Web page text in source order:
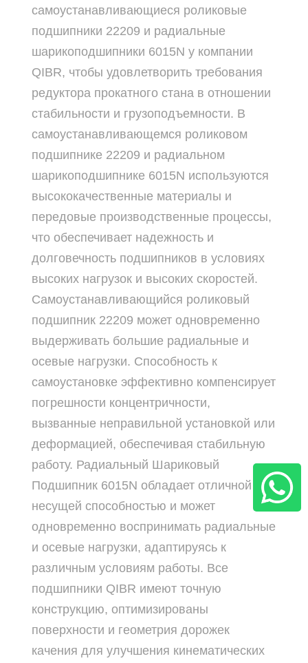
самоустанавливающиеся роликовые
подшипники 22209 и радиальные
шарикоподшипники 6015N у компании
QIBR, чтобы удовлетворить требования
редуктора прокатного стана в отношении
стабильности и грузоподъемности. В
самоустанавливающемся роликовом
подшипнике 22209 и радиальном
шарикоподшипнике 6015N используются
высококачественные материалы и
передовые производственные процессы,
что обеспечивает надежность и
долговечность подшипников в условиях
высоких нагрузок и высоких скоростей.
Самоустанавливающийся роликовый
подшипник 22209 может одновременно
выдерживать большие радиальные и
осевые нагрузки. Способность к
самоустановке эффективно компенсирует
погрешности концентричности,
вызванные неправильной установкой или
деформацией, обеспечивая стабильную
работу. Радиальный Шариковый
Подшипник 6015N обладает отличной
несущей способностью и может
одновременно воспринимать радиальные
и осевые нагрузки, адаптируясь к
различным условиям работы. Все
подшипники QIBR имеют точную
конструкцию, оптимизированы
поверхности и геометрия дорожек
качения для улучшения кинематических